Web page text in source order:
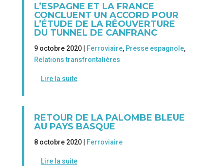
L’ESPAGNE ET LA FRANCE
CONCLUENT UN ACCORD POUR
L’ÉTUDE DE LA RÉOUVERTURE
DU TUNNEL DE CANFRANC
9 octobre 2020 | Ferroviaire, Presse espagnole,
Relations transfrontalières
Lire la suite
RETOUR DE LA PALOMBE BLEUE
AU PAYS BASQUE
8 octobre 2020 | Ferroviaire
Lire la suite